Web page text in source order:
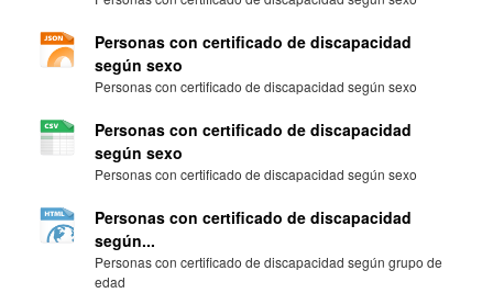
Personas con certificado de discapacidad
según sexo
Personas con certificado de discapacidad según sexo
Personas con certificado de discapacidad
según sexo
Personas con certificado de discapacidad según sexo
Personas con certificado de discapacidad
según...
Personas con certificado de discapacidad según grupo de
edad